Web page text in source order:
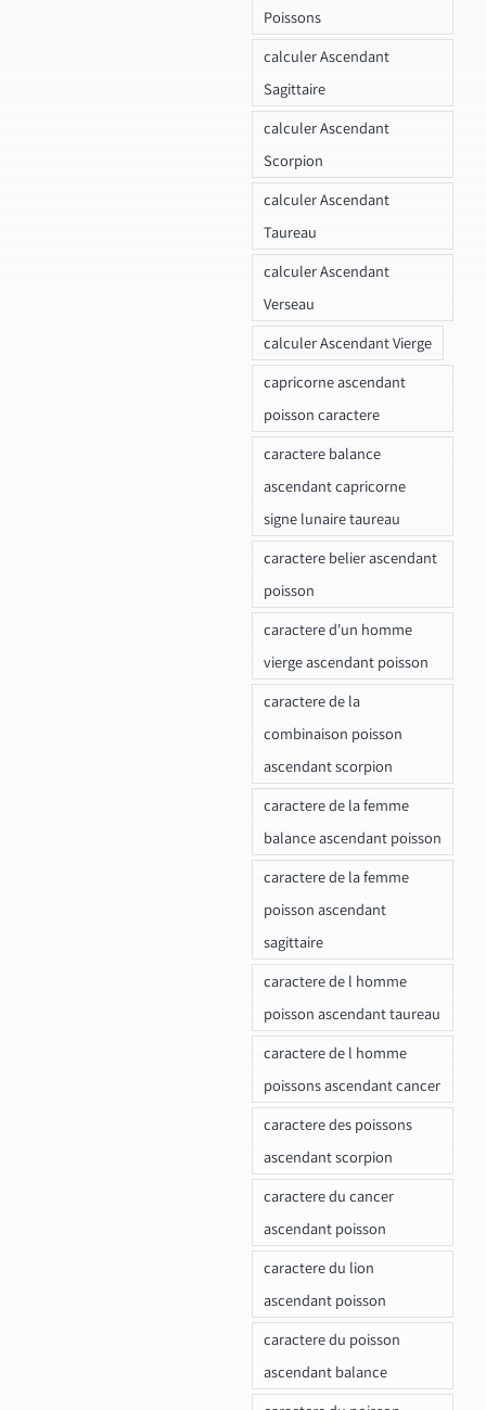
Poissons
calculer Ascendant
Sagittaire
calculer Ascendant
Scorpion
calculer Ascendant
Taureau
calculer Ascendant
Verseau
calculer Ascendant Vierge
capricorne ascendant
poisson caractere
caractere balance
ascendant capricorne
signe lunaire taureau
caractere belier ascendant
poisson
caractere d'un homme
vierge ascendant poisson
caractere de la
combinaison poisson
ascendant scorpion
caractere de la femme
balance ascendant poisson
caractere de la femme
poisson ascendant
sagittaire
caractere de l homme
poisson ascendant taureau
caractere de l homme
poissons ascendant cancer
caractere des poissons
ascendant scorpion
caractere du cancer
ascendant poisson
caractere du lion
ascendant poisson
caractere du poisson
ascendant balance